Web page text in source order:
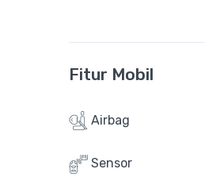
Fitur Mobil
Airbag
Sensor